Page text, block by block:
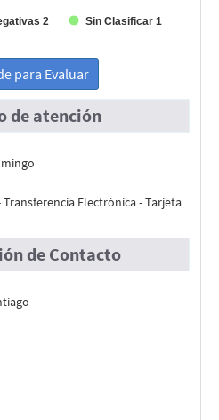
2 Sin Clasificar 1
para Evaluar
de atención
Electrónica - Tarjeta
de Contacto